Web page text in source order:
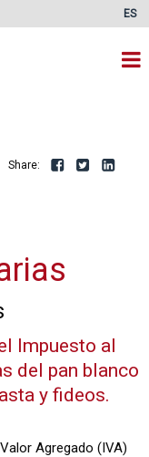
ES
Share:
Impuesto al
del pan blanco
y fideos.
Agregado (IVA)